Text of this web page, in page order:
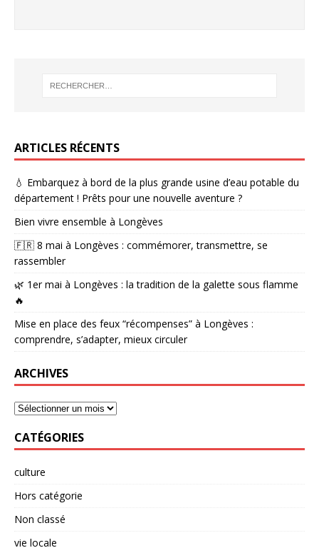
ARTICLES RÉCENTS
💧 Embarquez à bord de la plus grande usine d’eau potable du
département ! Prêts pour une nouvelle aventure ?
Bien vivre ensemble à Longèves
🇫🇷 8 mai à Longèves : commémorer, transmettre, se
rassembler
🌿 1er mai à Longèves : la tradition de la galette sous flamme
🔥
Mise en place des feux “récompenses” à Longèves :
comprendre, s’adapter, mieux circuler
ARCHIVES
CATÉGORIES
culture
Hors catégorie
Non classé
vie locale